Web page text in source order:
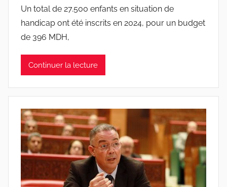
Un total de 27.500 enfants en situation de
handicap ont été inscrits en 2024, pour un budget
de 396 MDH,
Continuer la lecture